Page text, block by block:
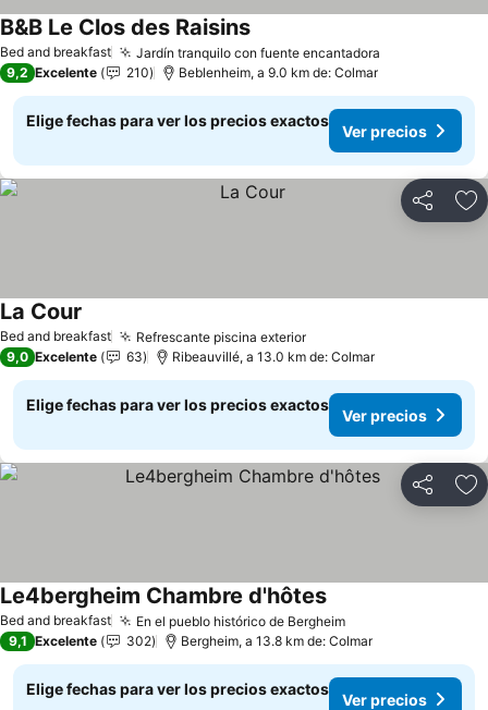
Bed and breakfast Jardín tranquilo con fuente encantadora
B&B Le Clos des Raisins
9,2 Excelente 210 Beblenheim, a 9.0 km de: Colmar
Elige fechas para ver los precios exactos
Ver precios
Compartir
Bed and breakfast Refrescante piscina exterior
La Cour
9,0 Excelente 63 Ribeauvillé, a 13.0 km de: Colmar
Elige fechas para ver los precios exactos
Ver precios
Compartir
Bed and breakfast En el pueblo histórico de Bergheim
Le4bergheim Chambre d'hôtes
9,1 Excelente 302 Bergheim, a 13.8 km de: Colmar
Elige fechas para ver los precios exactos
Ver precios